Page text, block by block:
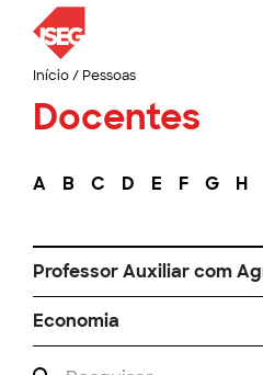
Início/ Pessoas
Docentes
A B C D E F G H
Professor Auxiliar com
Economia